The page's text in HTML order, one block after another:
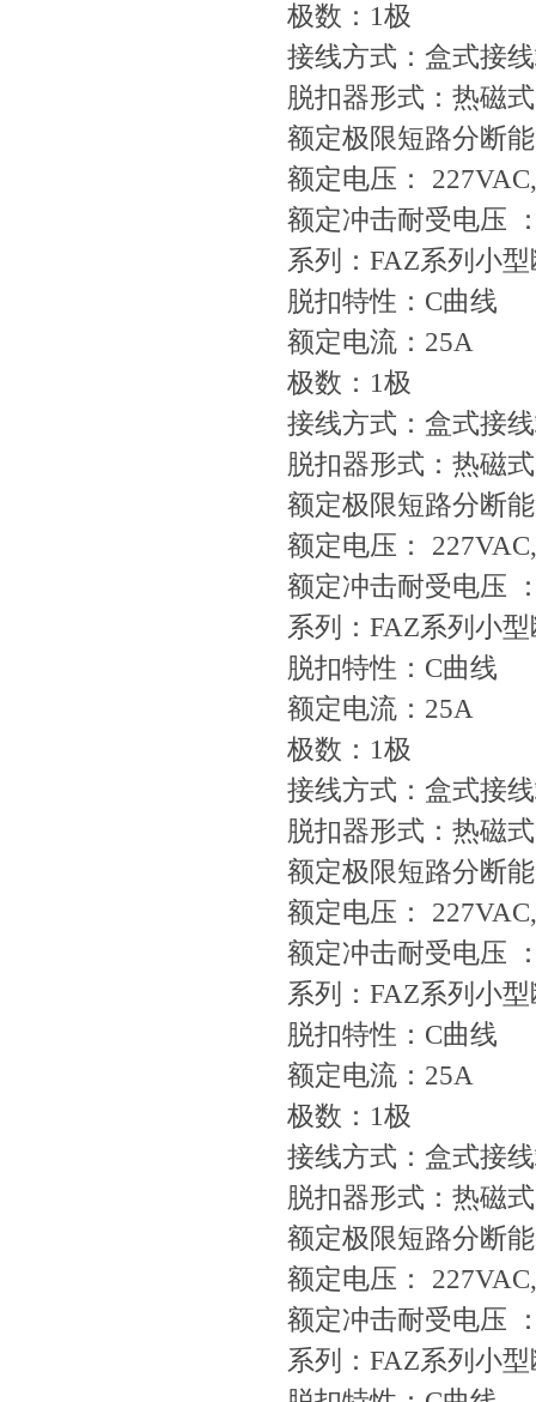
极数：1极
接线方式：盒式接
脱扣器形式：热磁式
额定极限短路分断
额定电压：
额定冲击耐受电压
系列：FAZ系列小
脱扣特性：C曲线
额定电流：25A
极数：1极
接线方式：盒式接
脱扣器形式：热磁式
额定极限短路分断
额定电压：
额定冲击耐受电压
系列：FAZ系列小
脱扣特性：C曲线
额定电流：25A
极数：1极
接线方式：盒式接
脱扣器形式：热磁式
额定极限短路分断
额定电压：
额定冲击耐受电压
系列：FAZ系列小
脱扣特性：C曲线
额定电流：25A
极数：1极
接线方式：盒式接
脱扣器形式：热磁式
额定极限短路分断
额定电压：
额定冲击耐受电压
系列：FAZ系列小